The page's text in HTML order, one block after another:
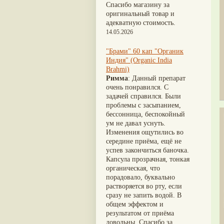
(3)
Аштаваргам
Брихатьяди(3)
Видарьяди(3)
Гуггул
Дханвантарам 101(3)
Дханвантарам тайлам(3)
Кайлаш дживан(3)
Кальянака гритам(3)
Кримикутхар рас(3)
Кунжутное масло (3)
Кутаджа(3)
Кширабала(3)
Лив 52(3)
more...
Шиладжит
(19)
Кориандр
Зира(17)
Крапива индийская(17)
Патола
Холарена - Кутаджа(17)
Шионака(17)
Аджван/Ажгон(16)
Акация катеху(16)
Кальций(16)
Укроп пахучий(16)
Дашамула(15)
Лодхра(14)
Моринга(14)
Перец кубеба(14)
Сахарный тростник
Бхунимба/Андрографис
метельчатый(13)
Гвоздика(13)
Кассия трубчатая(13)
Мезуя железная(13)
Спасибо магазину за
оригинальный товар и
адекватную стоимость.
14.05.2026
"Брами" 60 кап "Органик
Индия" (Organic India
Brahmi)
Римма: Данный препарат
очень понравился. С
задачей справился. Были
проблемы с засыпанием,
бессонница, беспокойный
ум не давал уснуть.
Изменения ощутились во
середине приёма, ещё не
успев закончиться баночка.
Капсула прозрачная, тонкая
органическая, что
порадовало, буквально
растворяется во рту, если
сразу не запить водой. В
общем эффектом и
результатом от приёма
довольны. Спасибо за